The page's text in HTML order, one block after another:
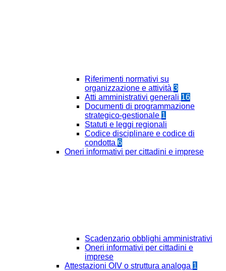
Riferimenti normativi su
organizzazione e attività 3
Atti amministrativi generali 16
Documenti di programmazione
strategico-gestionale 1
Statuti e leggi regionali
Codice disciplinare e codice di
condotta 6
Oneri informativi per cittadini e imprese
Scadenzario obblighi amministrativi
Oneri informativi per cittadini e
imprese
Attestazioni OIV o struttura analoga 1